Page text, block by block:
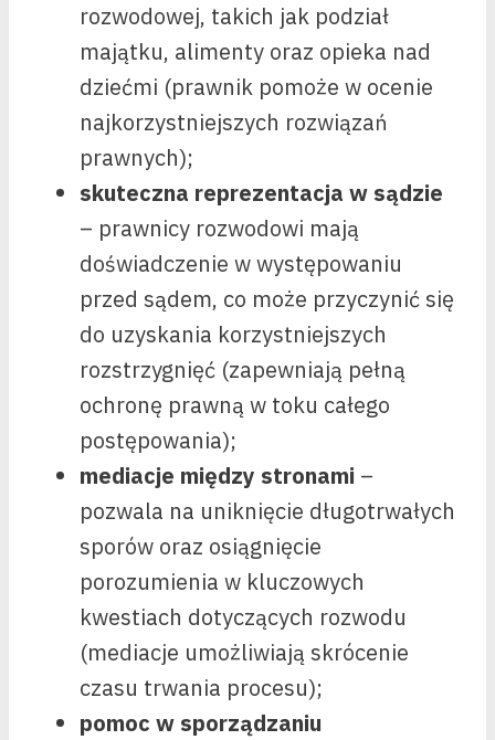
rozwodowej, takich jak podział
majątku, alimenty oraz opieka nad
dziećmi (prawnik pomoże w ocenie
najkorzystniejszych rozwiązań
prawnych);
skuteczna reprezentacja w sądzie
– prawnicy rozwodowi mają
doświadczenie w występowaniu
przed sądem, co może przyczynić się
do uzyskania korzystniejszych
rozstrzygnięć (zapewniają pełną
ochronę prawną w toku całego
postępowania);
mediacje między stronami –
pozwala na uniknięcie długotrwałych
sporów oraz osiągnięcie
porozumienia w kluczowych
kwestiach dotyczących rozwodu
(mediacje umożliwiają skrócenie
czasu trwania procesu);
pomoc w sporządzaniu